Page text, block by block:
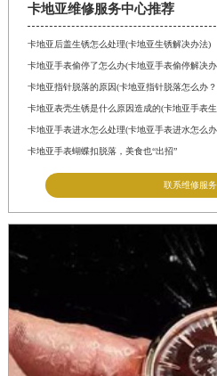
卡地亚维修服务中心推荐
卡地亚后盖生锈怎么处理(卡地亚生锈解决办法)
卡地亚手表偷停了怎么办(卡地亚手表偷停解决
卡地亚指针脱落的原因(卡地亚指针脱落怎么办
卡地亚表壳生锈是什么原因造成的(卡地亚手表
卡地亚手表进水怎么处理(卡地亚手表进水怎么
卡地亚手表蝴蝶扣脱落，美食也“出招”
联系维修服